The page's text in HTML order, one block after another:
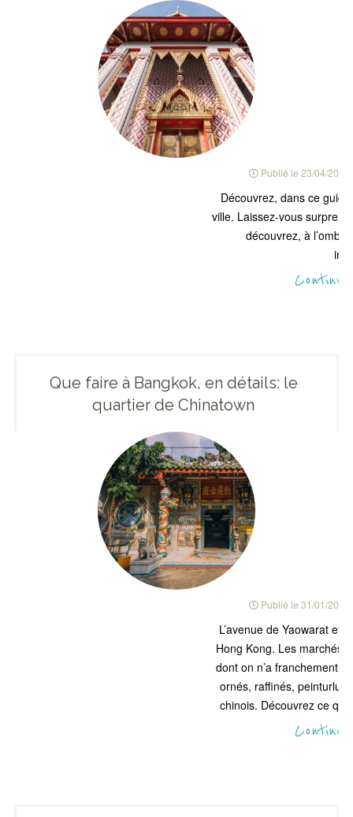
Publié le 23/04/2018
Découvrez, dans ce
ville. Laissez-vous
découvrez, à
Que faire à Bangkok, en détails: le
quartier de Chinatown
Publié le 31/01/2018
L’avenue de Yaowarat et
Hong Kong. Les marchés
dont on n’a franchement
ornés, raffinés,
chinois. Découvrez ce